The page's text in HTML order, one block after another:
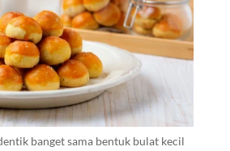
banget sama bentuk bulat kecil